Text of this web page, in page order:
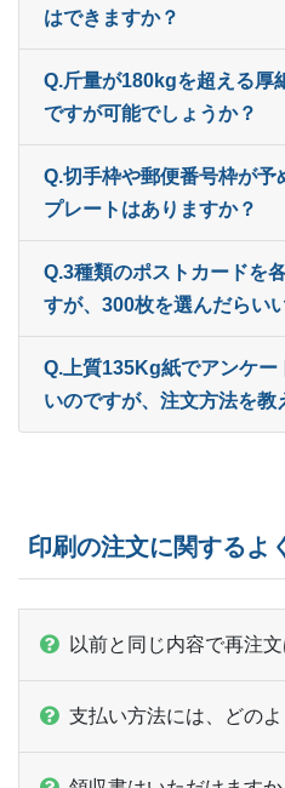
18,500部
19,000部
19,500部
20,000部
20,500部
21,000部
21,500部
23,500部
24,000部
24,500部
はできますか？
Q.斤量が180kgを超える厚
ですが可能でしょうか？
Q.切手枠や郵便番号枠が予
プレートはありますか？
Q.3種類のポストカードを
すが、300枚を選んだらい
Q.上質135Kg紙でアンケー
いのですが、注文方法を教
印刷の注文に関するよ
以前と同じ内容で再注
支払い方法には、どの